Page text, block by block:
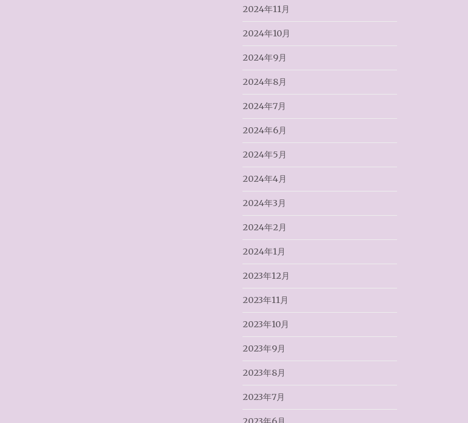
2024年11月
2024年10月
2024年9月
2024年8月
2024年7月
2024年6月
2024年5月
2024年4月
2024年3月
2024年2月
2024年1月
2023年12月
2023年11月
2023年10月
2023年9月
2023年8月
2023年7月